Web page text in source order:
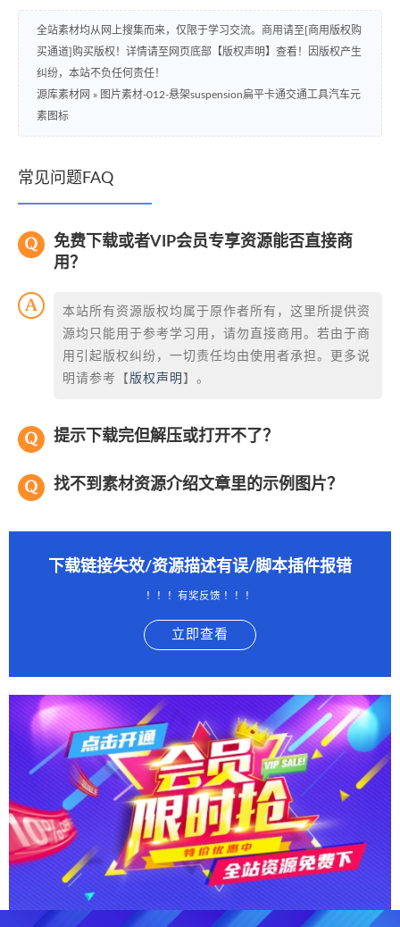
全站素材均从网上搜集而来，仅限于学习交流。商用请至[商用版权购
买通道]购买版权！详情请至网页底部【版权声明】查看！因版权产生
纠纷，本站不负任何责任！
源库素材网 » 图片素材-012-悬架suspension扁平卡通交通工具汽车元
素图标
常见问题FAQ
免费下载或者VIP会员专享资源能否直接商
用？
本站所有资源版权均属于原作者所有，这里所提供资
源均只能用于参考学习用，请勿直接商用。若由于商
用引起版权纠纷，一切责任均由使用者承担。更多说
明请参考【 版权声明 】。
提示下载完但解压或打开不了？
找不到素材资源介绍文章里的示例图片？
下载链接失效/资源描述有误/脚本插件报错
！！！有奖反馈 ！！！
立即查看